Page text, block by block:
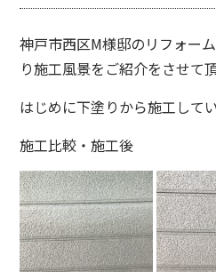
神戸市西区M様邸のリフォー
り施工風景をご紹介をさせて頂
はじめに下塗りから施工してい
施工比較・施工後